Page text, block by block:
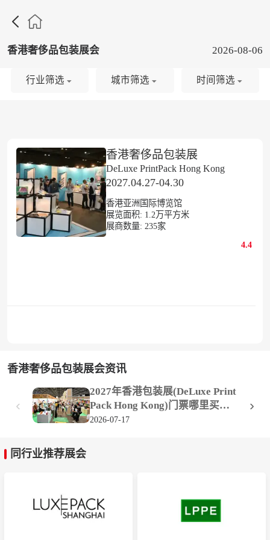

香港奢侈品包装展会 2026-08-06
香港奢侈品包装展
DeLuxe PrintPack Hong Kong
2027.04.27-04.30
香港亚洲国际博览馆
展览面积: 1.2 万平方米
展商数量: 235家
4.4
香港奢侈品包装展会资讯
‹
2027年香港包装展(DeLuxe Print
Pack Hong Kong)门票哪里买，
购买途径？
2026-07-17
›
同行业推荐展会
行业筛选 城市筛选 时间筛选